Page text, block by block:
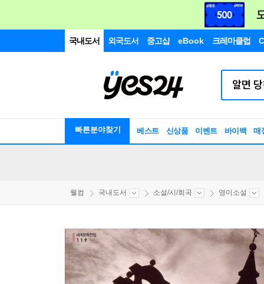
국내도서 외국도서 중고샵 eBook 크레마클럽
빠른분야찾기 베스트 신상품 이벤트 바이백 매
웰컴 국내도서 소설/시/희곡 영미소설